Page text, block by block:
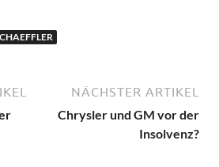
NÄCHSTER ARTIKEL
Chrysler und GM vor der
Insolvenz?